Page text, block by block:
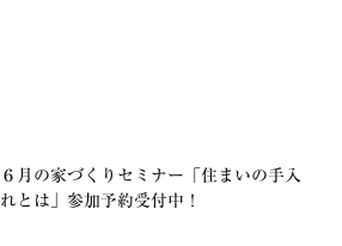
６月の家づくりセミナー「住まいの手入
れとは」参加予約受付中！